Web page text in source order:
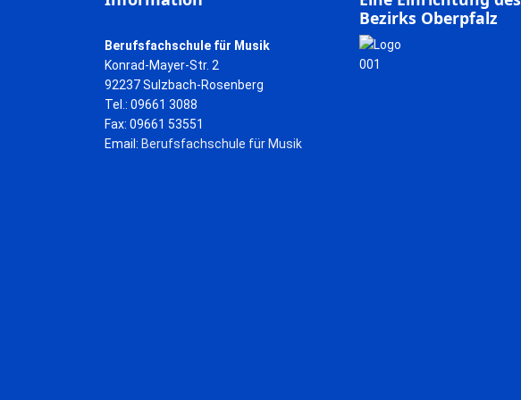
Berufsfachschule für Musik
Konrad-Mayer-Str. 2
92237 Sulzbach-Rosenberg
Tel.: 09661 3088
Fax: 09661 53551
Email: Berufsfachschule für Musik
Bezirks Oberpfalz